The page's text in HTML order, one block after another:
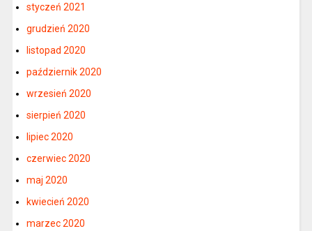
styczeń 2021
grudzień 2020
listopad 2020
październik 2020
wrzesień 2020
sierpień 2020
lipiec 2020
czerwiec 2020
maj 2020
kwiecień 2020
marzec 2020